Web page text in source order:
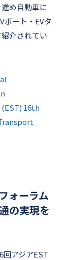
め自動車に
ボート・EVタ
介されてい
16th
ォーラム
の実現を
回アジアEST